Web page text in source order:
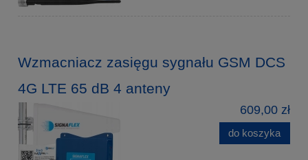
Wzmacniacz zasięgu sygnału GSM DCS
4G LTE 65 dB 4 anteny
609,00 zł
do koszyka